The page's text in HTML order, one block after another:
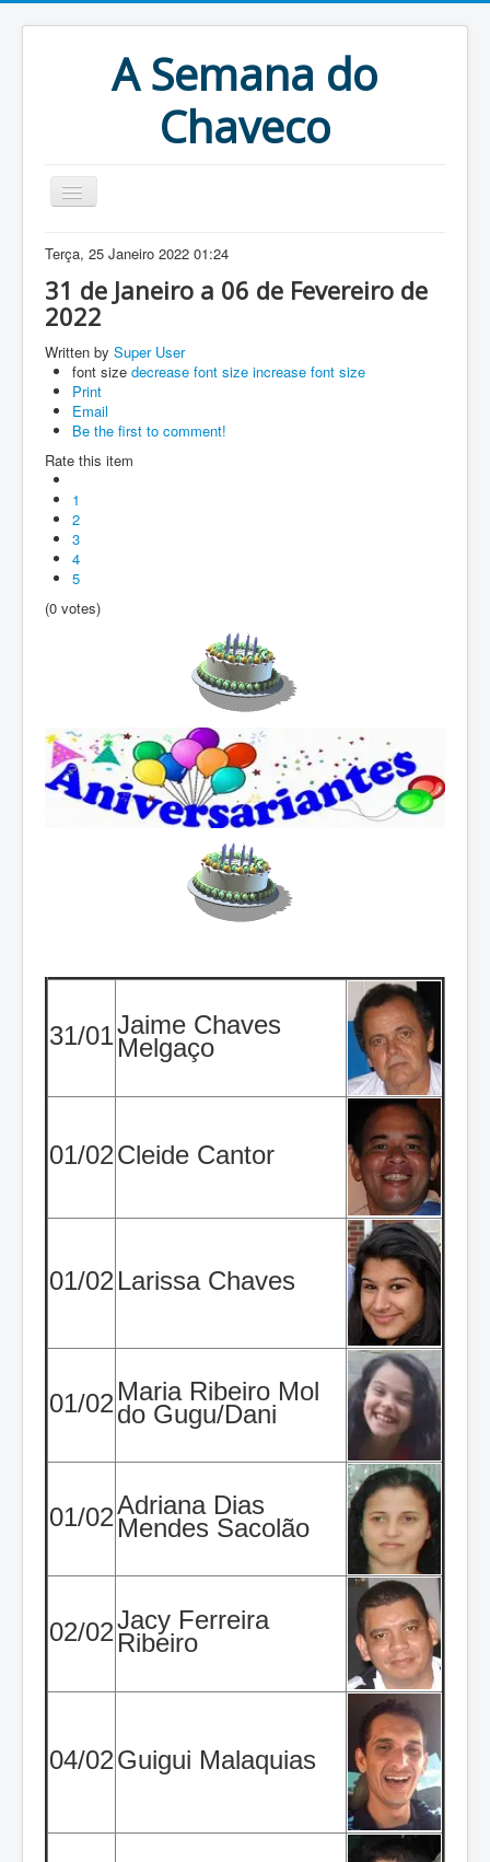
A Semana do
Chaveco
Home
Anteriores
Antigonas
Terça, 25 Janeiro 2022 01:24
31 de Janeiro a 06 de Fevereiro de
2022
Written by Super User
font size decrease font size increase font size
Print
Email
Be the first to comment!
Rate this item
1
2
3
4
5
(0 votes)
31/01Jaime Chaves
Melgaço
01/02Cleide Cantor
01/02 Larissa Chaves
01/02 Maria Ribeiro Mol
do Gugu/Dani
01/02Adriana Dias
Mendes Sacolão
02/02Jacy Ferreira
Ribeiro
04/02Guigui Malaquias